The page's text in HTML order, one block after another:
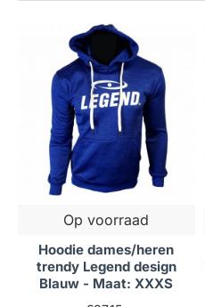
Op voorraad
Hoodie dames/heren
trendy Legend design
Blauw - Maat: XXXS